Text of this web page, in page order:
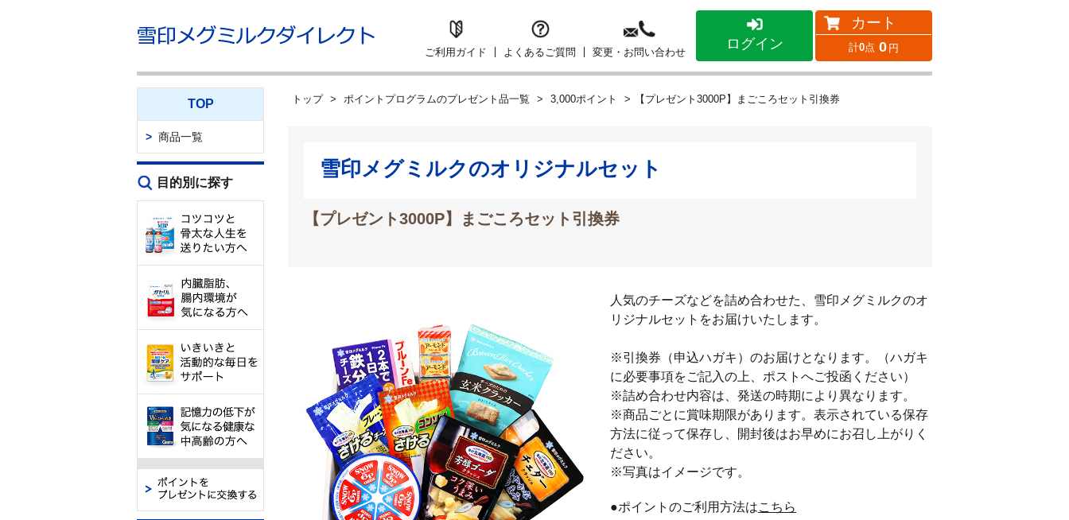
ご利用ガイド よくあるご質問 変更・お問い合わせ
ログイン
カート
0 0
TOP
商品一覧
目的別に探す
トップ ポイントプログラムのプレゼント品一覧 3,000ポイント 【プレゼント3000P】まごころセット引換券
雪印メグミルクのオリジナルセット
【プレゼント3000P】まごころセット引換券
人気のチーズなどを詰め合わせた、雪印メグミルクのオ
リジナルセットをお届けいたします。
※引換券（申込ハガキ）のお届けとなります。（ハガキ
に必要事項をご記入の上、ポストへご投函ください）
※詰め合わせ内容は、発送の時期により異なります。
※商品ごとに賞味期限があります。表示されている保存
方法に従って保存し、開封後はお早めにお召し上がりく
ださい。
※写真はイメージです。
●ポイントのご利用方法はこちら